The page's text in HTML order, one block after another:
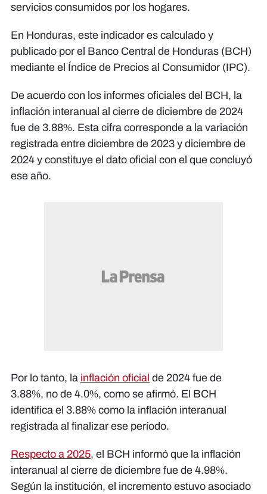
servicios consumidos por los hogares.
En Honduras, este indicador es calculado y
publicado por el Banco Central de Honduras (BCH)
mediante el Índice de Precios al Consumidor (IPC).
De acuerdo con los informes oficiales del BCH, la
inflación interanual al cierre de diciembre de 2024
fue de 3.88%. Esta cifra corresponde a la variación
registrada entre diciembre de 2023 y diciembre de
2024 y constituye el dato oficial con el que concluyó
ese año.
Por lo tanto, la inflación oficial de 2024 fue de
3.88%, no de 4.0%, como se afirmó. El BCH
identifica el 3.88% como la inflación interanual
registrada al finalizar ese período.
Respecto a 2025, el BCH informó que la inflación
interanual al cierre de diciembre fue de 4.98%.
Según la institución, el incremento estuvo asociado